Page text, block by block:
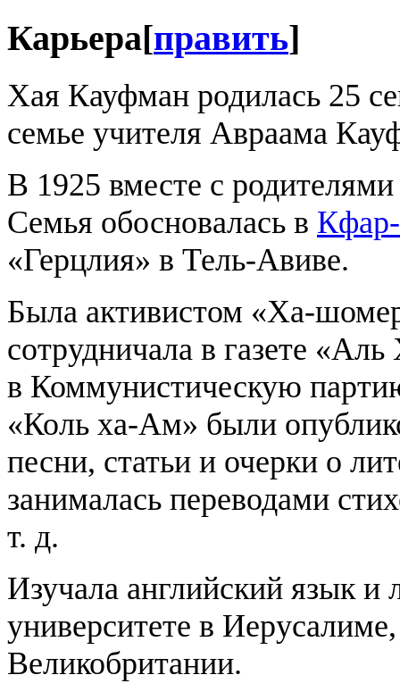
Карьера[править]
Хая Кауфман родилась 25
семье учителя Авраама
В 1925 вместе с
Семья обосновалась в
«Герцлия» в Тель-Авиве.
Была активистом «Ха-
сотрудничала в газете
в Коммунистическую
«Коль ха-Ам» были
песни, статьи и очерки о
занималась переводами
т. д.
Изучала английский язык и
университете в
Великобритании.